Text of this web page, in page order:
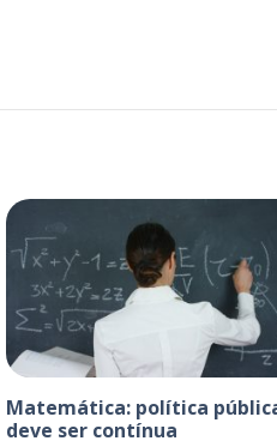
Matemática: política
deve ser contínua